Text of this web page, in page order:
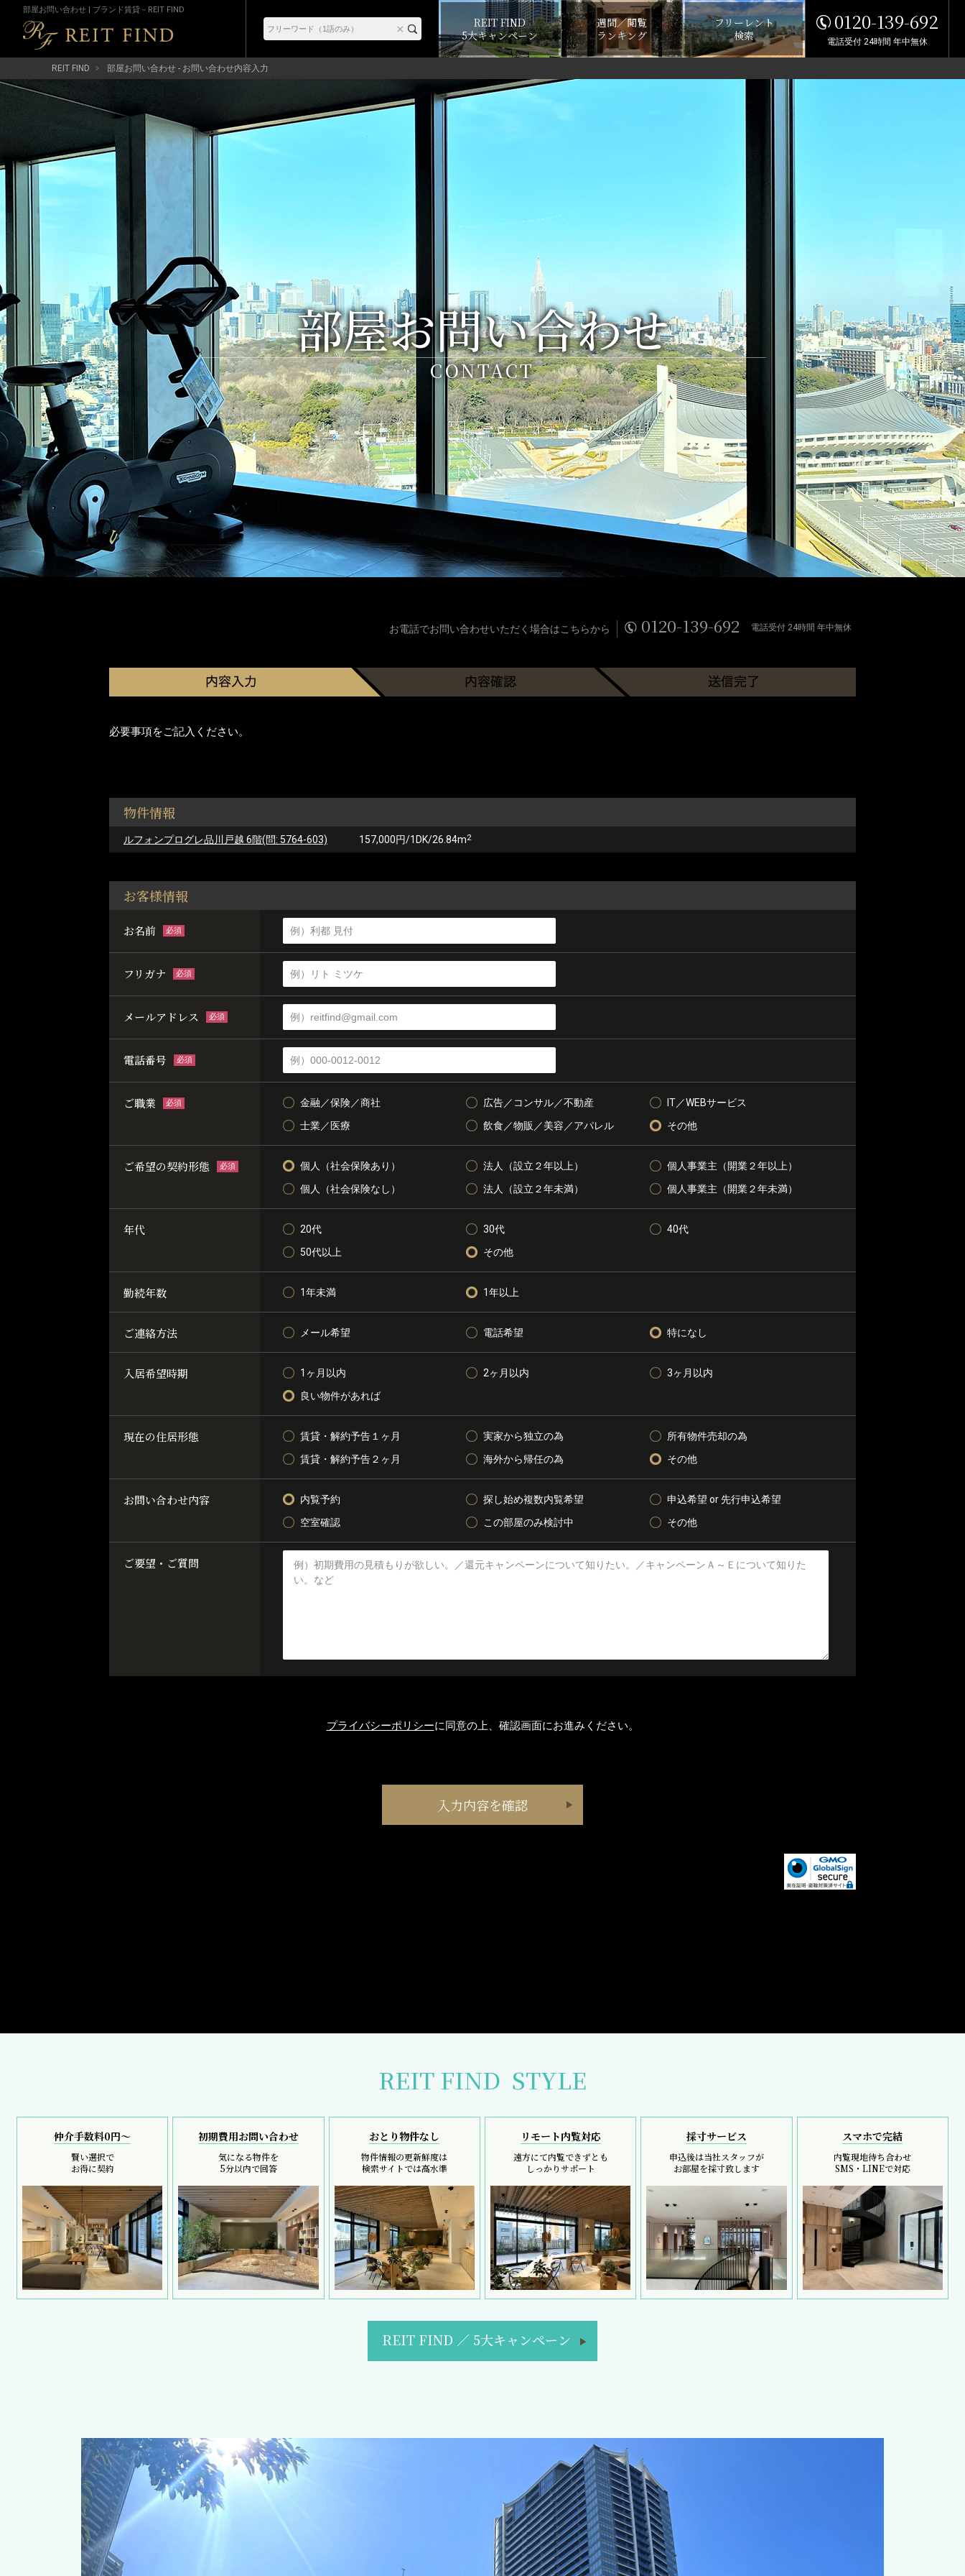
部屋お問い合わせ | ブランド賃貸－REIT FIND
REIT FIND
5大キャンペーン
週間／閲覧
ランキング
フリーレント
検索
0120-139-692
電話受付 24時間 年中無休
REIT FIND 部屋お問い合わせ - お問い合わせ内容入力
部屋お問い合わせ
CONTACT
お電話でお問い合わせいただく場合はこちらから 0120-139-692 電話受付 24時間 年中無休
必要事項をご記入ください。
物件情報
ルフォンプログレ品川戸越 6階(問: 5764-603) 157,000円/1DK/26.84m2
お客様情報
お名前 必須
フリガナ 必須
メールアドレス 必須
電話番号 必須
ご職業 必須 金融／保険／商社 広告／コンサル／不動産
IT／WEBサービス
士業／医療
飲食／物販／美容／アパレル その他
ご希望の契約形態 必須 個人（社会保険あり） 法人（設立２年以上）
個人事業主（開業２年以上）
個人（社会保険なし）
法人（設立２年未満） 個人事業主（開業２年未満）
年代 20代 30代
40代
50代以上
その他
勤続年数 1年未満 1年以上
ご連絡方法 メール希望 電話希望 特になし
入居希望時期 1ヶ月以内 2ヶ月以内
3ヶ月以内
良い物件があれば
現在の住居形態 賃貸・解約予告１ヶ月 実家から独立の為
所有物件売却の為
賃貸・解約予告２ヶ月
海外から帰任の為 その他
お問い合わせ内容 内覧予約 探し始め複数内覧希望
申込希望 or 先行申込希望
空室確認
この部屋のみ検討中 その他
ご要望・ご質問
プライバシーポリシーに同意の上、確認画面にお進みください。
REIT FIND STYLE
仲介手数料0円～
賢い選択で
お得に契約
初期費用お問い合わせ
気になる物件を
5分以内で回答
おとり物件なし
物件情報の更新鮮度は
検索サイトでは高水準
リモート内覧対応
遠方にて内覧できずとも
しっかりサポート
採寸サービス
申込後は当社スタッフが
お部屋を採寸致します
スマホで完結
内覧現地待ち合わせ
SMS・LINEで対応
REIT FIND ／ 5大キャンペーン